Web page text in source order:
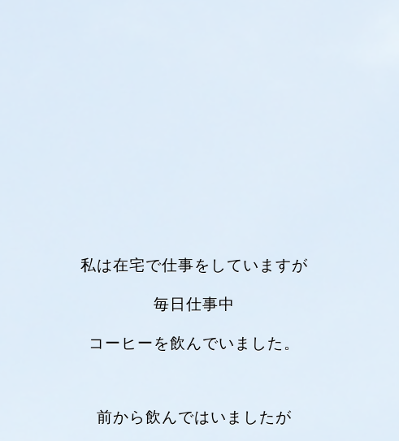
私は在宅で仕事をしていますが
毎日仕事中
コーヒーを飲んでいました。
前から飲んではいましたが